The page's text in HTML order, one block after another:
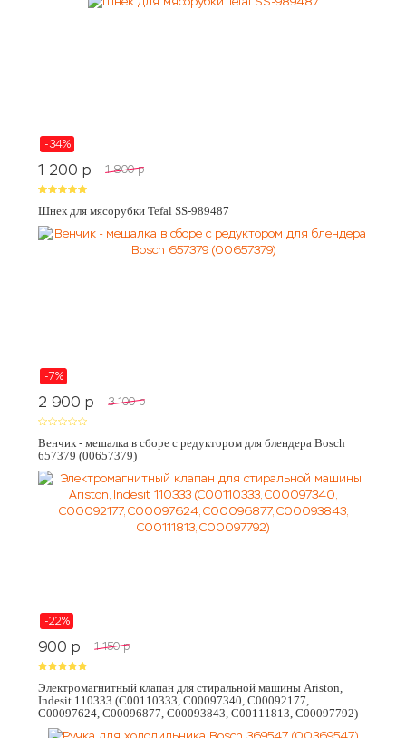
-34%
1 200 p 1 800 p
Шнек для мясорубки Tefal SS-989487
-7%
2 900 p 3 100 p
Венчик - мешалка в сборе с редуктором для блендера Bosch
657379 (00657379)
-22%
900 p 1 150 p
Электромагнитный клапан для стиральной машины Ariston,
Indesit 110333 (C00110333, C00097340, C00092177,
C00097624, C00096877, C00093843, C00111813, C00097792)